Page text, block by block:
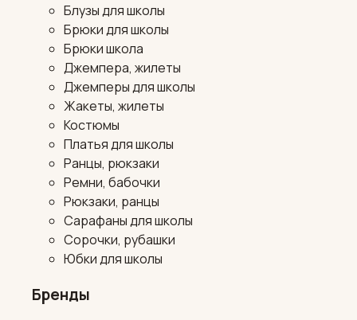
Блузы для школы
Брюки для школы
Брюки школа
Джемпера, жилеты
Джемперы для школы
Жакеты, жилеты
Костюмы
Платья для школы
Ранцы, рюкзаки
Ремни, бабочки
Рюкзаки, ранцы
Сарафаны для школы
Сорочки, рубашки
Юбки для школы
Бренды